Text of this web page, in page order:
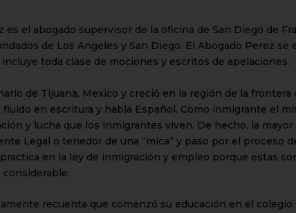
es el abogado supervisor de la oficina de San Diego de
de Los Angeles y San Diego. El Abogado Perez
toda clase de mociones y escritos de apelaciones.
de Tijuana, Mexico y creció en la región de la frontera
fluido en escritura y habla Español. Como inmigrante el
y lucha que los inmigrantes viven. De hecho, la
Legal o tenedor de una “mica” y paso por el proceso
en la ley de inmigración y empleo porque estas
recuenta que comenzó su educación en el